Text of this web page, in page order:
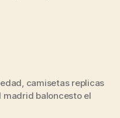
, camisetas replicas
madrid baloncesto el